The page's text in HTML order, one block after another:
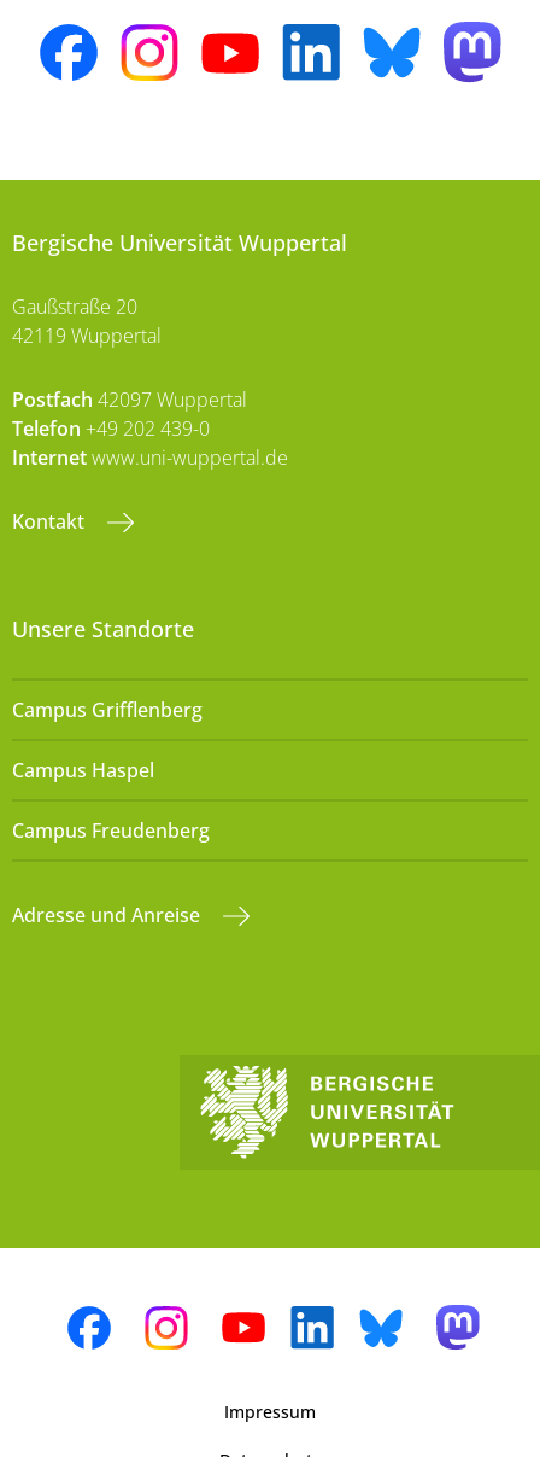
Bergische Universität Wuppertal
Gaußstraße 20
42119 Wuppertal
Postfach 42097 Wuppertal
Telefon +49 202 439-0
Internetwww.uni-wuppertal.de
Kontakt
Unsere Standorte
Campus Grifflenberg
Campus Haspel
Campus Freudenberg
Adresse und Anreise
Impressum